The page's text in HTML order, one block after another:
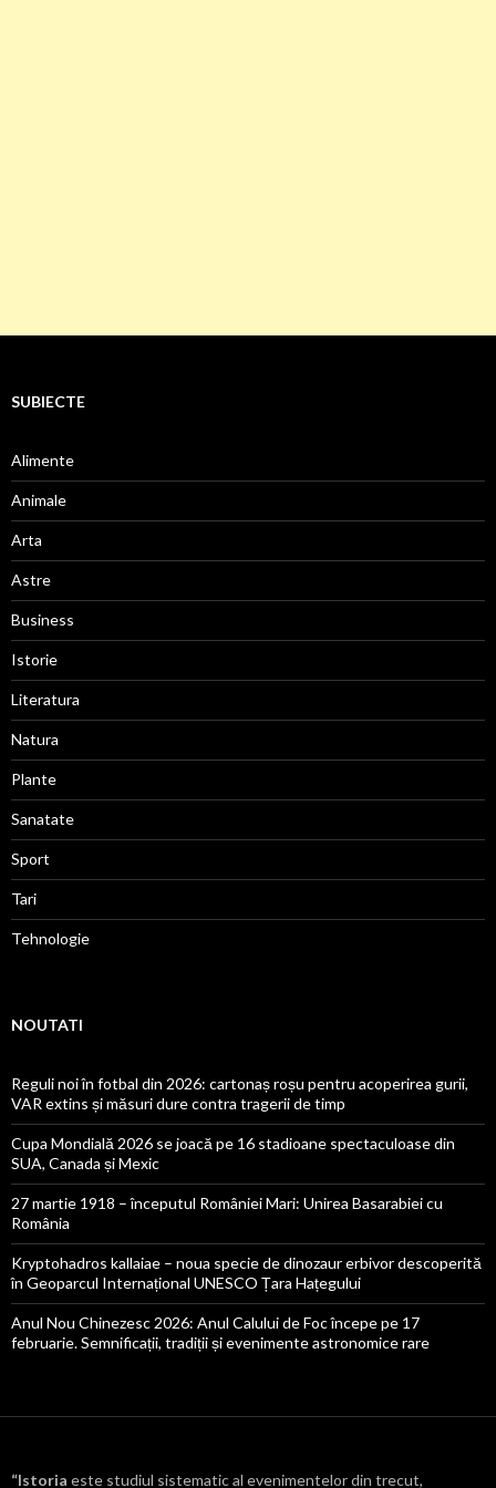
SUBIECTE
Alimente
Animale
Arta
Astre
Business
Istorie
Literatura
Natura
Plante
Sanatate
Sport
Tari
Tehnologie
NOUTATI
Reguli noi în fotbal din 2026: cartonaș roșu pentru acoperirea gurii,
VAR extins și măsuri dure contra tragerii de timp
Cupa Mondială 2026 se joacă pe 16 stadioane spectaculoase din
SUA, Canada și Mexic
27 martie 1918 – începutul României Mari: Unirea Basarabiei cu
România
Kryptohadros kallaiae – noua specie de dinozaur erbivor descoperită
în Geoparcul Internațional UNESCO Țara Hațegului
Anul Nou Chinezesc 2026: Anul Calului de Foc începe pe 17
februarie. Semnificații, tradiții și evenimente astronomice rare
“Istoria este studiul sistematic al evenimentelor din trecut,